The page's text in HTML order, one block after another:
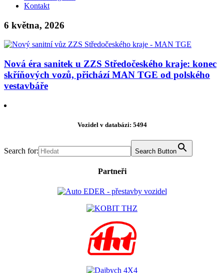
Kontakt
6 května, 2026
Nová éra sanitek u ZZS Středočeského kraje: konec
skříňových vozů, přichází MAN TGE od polského
vestavbáře
Vozidel v databázi: 5494
Search for: Search Button
Partneři